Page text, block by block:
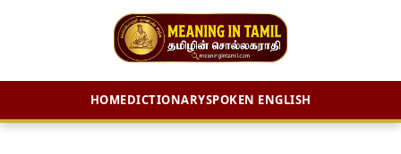
HOMEDICTIONARYSPOKEN ENGLISH
Skip